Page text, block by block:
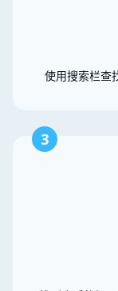
使用搜索栏查
3